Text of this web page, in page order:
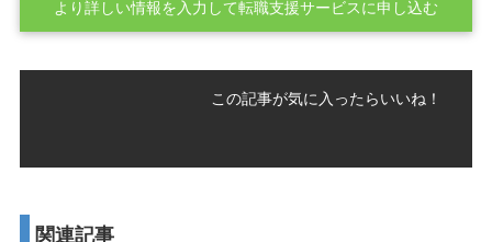
より詳しい情報を入力して転職支援サービスに申し込む
この記事が気に入ったらいいね！
関連記事